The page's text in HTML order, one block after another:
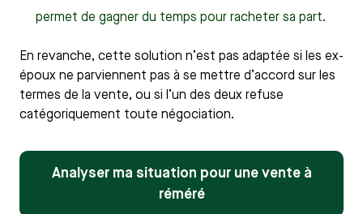
permet de gagner du temps pour racheter sa part.
En revanche, cette solution n’est pas adaptée si les ex-
époux ne parviennent pas à se mettre d’accord sur les
termes de la vente, ou si l’un des deux refuse
catégoriquement toute négociation.
Analyser ma situation pour une vente à
réméré